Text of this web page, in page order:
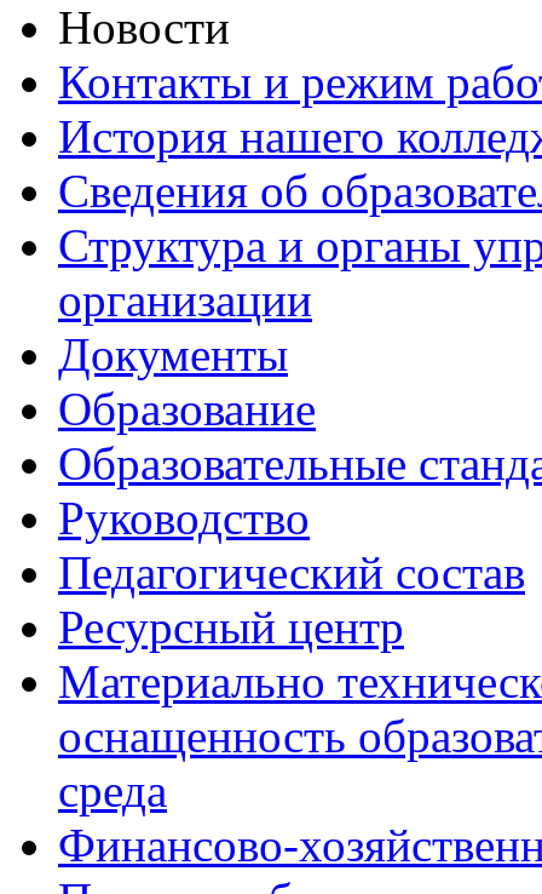
Новости
Контакты и режим
История нашего
Сведения об
Структура и органы
организации
Документы
Образование
Образовательные
Руководство
Педагогический состав
Ресурсный центр
Материально
оснащенность
среда
Финансово-